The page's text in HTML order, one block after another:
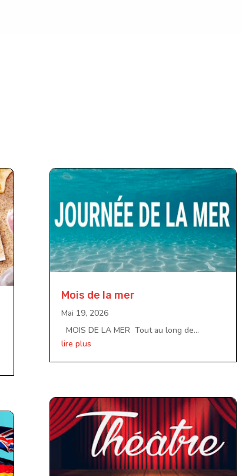
Mois de la mer
Mai 19, 2026
MOIS DE LA MER Tout au long de...
lire plus